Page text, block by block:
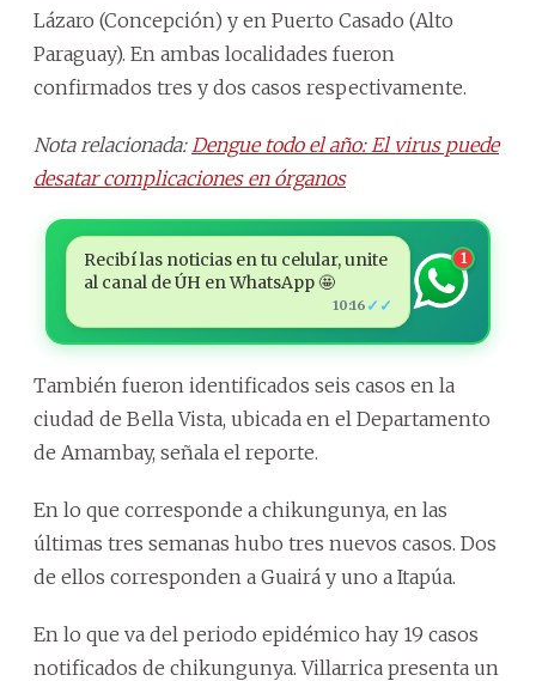
Lázaro (Concepción) y en Puerto Casado (Alto
Paraguay). En ambas localidades fueron
confirmados tres y dos casos respectivamente.
Nota relacionada: Dengue todo el año: El virus puede
desatar complicaciones en órganos
Recibí las noticias en tu celular, unite
al canal de ÚH en WhatsApp 🤩
10:16 ✓✓
1
También fueron identificados seis casos en la
ciudad de Bella Vista, ubicada en el Departamento
de Amambay, señala el reporte.
En lo que corresponde a chikungunya, en las
últimas tres semanas hubo tres nuevos casos. Dos
de ellos corresponden a Guairá y uno a Itapúa.
En lo que va del periodo epidémico hay 19 casos
notificados de chikungunya. Villarrica presenta un